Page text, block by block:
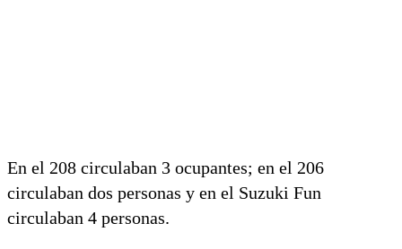
En el 208 circulaban 3 ocupantes; en el 206
circulaban dos personas y en el Suzuki Fun
circulaban 4 personas.